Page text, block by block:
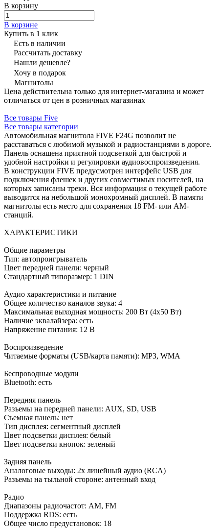
В корзину
В корзине
Купить в 1 клик
Есть в наличии
Рассчитать доставку
Нашли дешевле?
Хочу в подарок
Магнитолы
Цена действительна только для интернет-магазина и может
отличаться от цен в розничных магазинах
Все товары Five
Все товары категории
Автомобильная магнитола FIVE F24G позволит не
расставаться с любимой музыкой и радиостанциями в дороге.
Панель оснащена приятной подсветкой для быстрой и
удобной настройки и регулировки аудиовоспроизведения.
В конструкции FIVE предусмотрен интерфейс USB для
подключения флешек и других совместимых носителей, на
которых записаны треки. Вся информация о текущей работе
выводится на небольшой монохромный дисплей. В памяти
магнитолы есть место для сохранения 18 FM- или АМ-
станций.
ХАРАКТЕРИСТИКИ
Общие параметры
Тип: автопроигрыватель
Цвет передней панели: черный
Стандартный типоразмер: 1 DIN
Аудио характеристики и питание
Общее количество каналов звука: 4
Максимальная выходная мощность: 200 Вт (4x50 Вт)
Наличие эквалайзера: есть
Напряжение питания: 12 В
Воспроизведение
Читаемые форматы (USB/карта памяти): MP3, WMA
Беспроводные модули
Bluetooth: есть
Передняя панель
Разъемы на передней панели: AUX, SD, USB
Съемная панель: нет
Тип дисплея: сегментный дисплей
Цвет подсветки дисплея: белый
Цвет подсветки кнопок: зеленый
Задняя панель
Аналоговые выходы: 2x линейный аудио (RCA)
Разъемы на тыльной стороне: антенный вход
Радио
Диапазоны радиочастот: AM, FM
Поддержка RDS: есть
Общее число предустановок: 18